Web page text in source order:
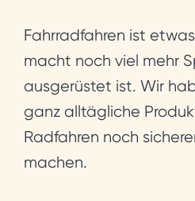
Fahrradfahren ist
macht noch viel mehr
ausgerüstet ist. Wir
ganz alltägliche
Radfahren noch
machen.